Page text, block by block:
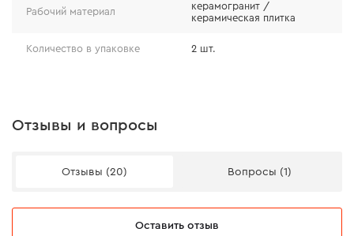
Рабочий материал
керамогранит /
керамическая плитка
Количество в упаковке 2 шт.
Отзывы и вопросы
Отзывы (20) Вопросы (1)
Оставить отзыв